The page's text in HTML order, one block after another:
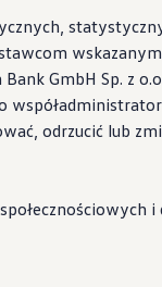
już od 1994
GmbH Sp. z
odrzucić lub